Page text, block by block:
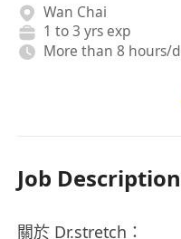
Wan Chai
1 to 3 yrs exp
Job Description
關於 Dr.stretch：